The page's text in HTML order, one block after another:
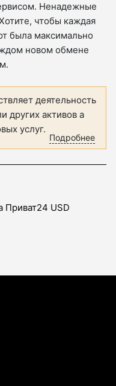
Ненадежные
чтобы каждая
была максимально
новом обмене
деятельность
других активов а
услуг.
Подробнее
Приват24 USD